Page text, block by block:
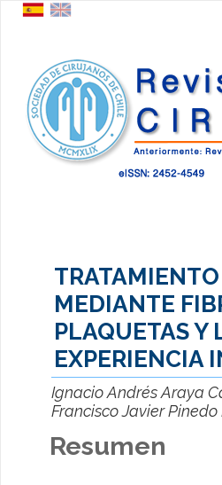
MEDIANTE
PLAQUETAS Y
EXPERIENCIA
Ignacio Andrés Araya
Francisco Javier
Resumen